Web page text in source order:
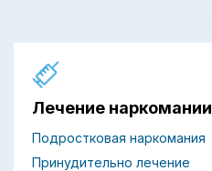
Лечение наркомании
Подростковая наркомания
Принудительно лечение